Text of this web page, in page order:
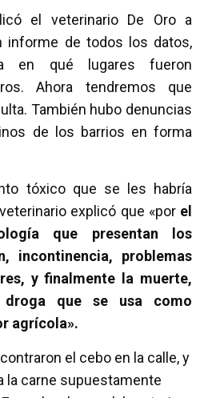
el veterinario De Oro a
informe de todos los datos,
en qué lugares fueron
Ahora tendremos que
También hubo denuncias
de los barrios en forma
tóxico que se les habría
explicó que «porel
que presentan los
incontinencia, problemas
y finalmente la muerte,
que se usa como
agrícola».
el cebo en la calle, y
la carne supuestamente